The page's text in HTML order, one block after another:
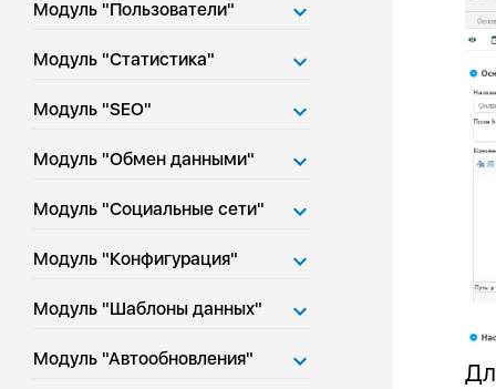
Модуль "Пользователи"
Модуль "Статистика"
Модуль "SEO"
Модуль "Обмен данными"
Модуль "Социальные сети"
Модуль "Конфигурация"
Модуль "Шаблоны данных"
Модуль "Автообновления"